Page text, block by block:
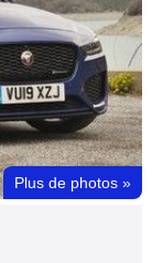
Plus de photos »